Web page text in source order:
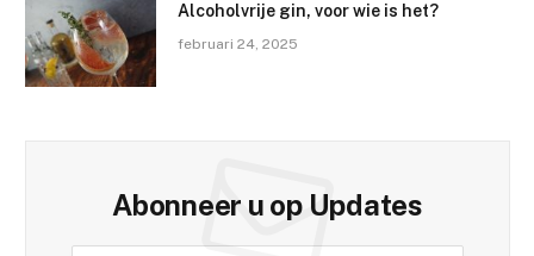
Alcoholvrije gin, voor wie is het?
februari 24, 2025
Abonneer u op Updates